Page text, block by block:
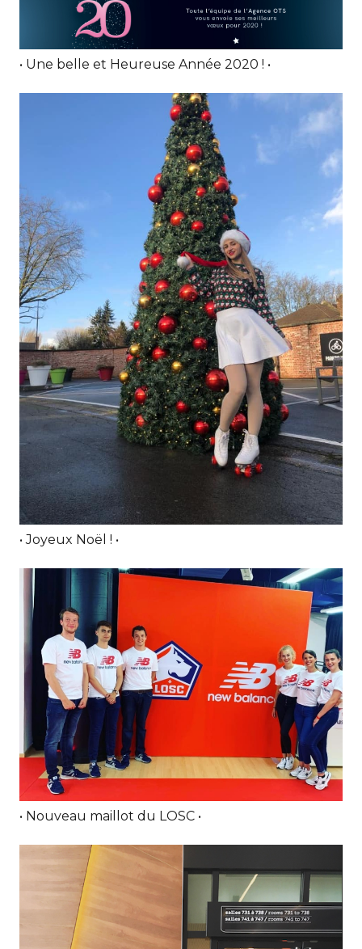
• Une belle et Heureuse Année 2020 ! •
• Joyeux Noël ! •
• Nouveau maillot du LOSC •